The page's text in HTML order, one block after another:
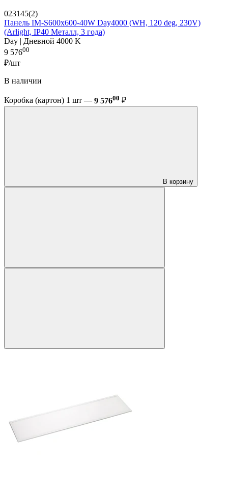
023145(2)
Панель IM-S600x600-40W Day4000 (WH, 120 deg, 230V)
(Arlight, IP40 Металл, 3 года)
Day | Дневной 4000 K
9 57600
₽/шт
В наличии
Коробка (картон) 1 шт — 9 57600 ₽
В корзину